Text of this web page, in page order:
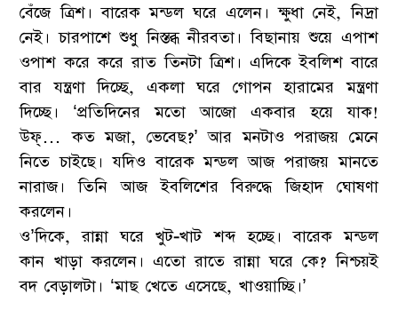
বেঁজে ত্রিশ। বারেক মন্ডল ঘরে এলেন। ক্ষুধা নেই, নিদ্রা
নেই। চারপাশে শুধু নিস্তব্ধ নীরবতা। বিছানায় শুয়ে এপাশ
ওপাশ করে করে রাত তিনটা ত্রিশ। এদিকে ইবলিশ বারে
বার যন্ত্রণা দিচ্ছে, একলা ঘরে গোপন হারামের মন্ত্রণা
দিচ্ছে। ‘প্রতিদিনের মতো আজো একবার হয়ে যাক!
উফ্… কত মজা, ভেবেছ?’ আর মনটাও পরাজয় মেনে
নিতে চাইছে। যদিও বারেক মন্ডল আজ পরাজয় মানতে
নারাজ। তিনি আজ ইবলিশের বিরুদ্ধে জিহাদ ঘোষণা
করলেন।
ও’দিকে, রান্না ঘরে খুট-খাট শব্দ হচ্ছে। বারেক মন্ডল
কান খাড়া করলেন। এতো রাতে রান্না ঘরে কে? নিশ্চয়ই
বদ বেড়ালটা। ‘মাছ খেতে এসেছে, খাওয়াচ্ছি।’